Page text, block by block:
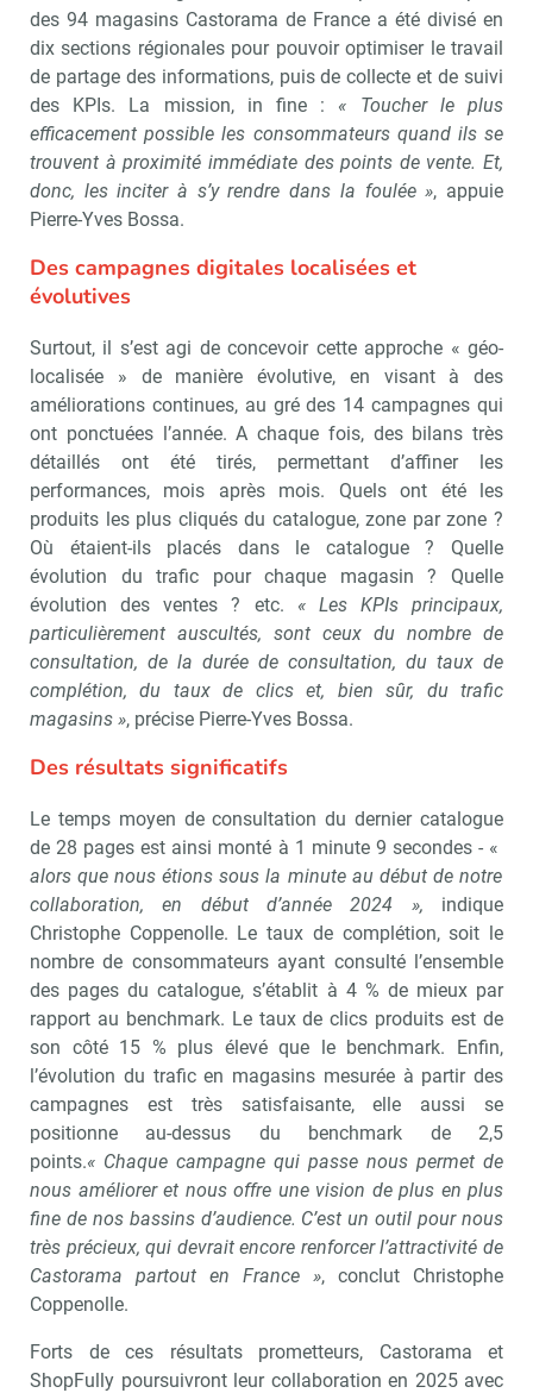
des 94 magasins Castorama de France a été divisé en
dix sections régionales pour pouvoir optimiser le travail
de partage des informations, puis de collecte et de suivi
des KPIs. La mission, in fine : « Toucher le plus
efficacement possible les consommateurs quand ils se
trouvent à proximité immédiate des points de vente. Et,
donc, les inciter à s’y rendre dans la foulée », appuie
Pierre-Yves Bossa.
Des campagnes digitales localisées et
évolutives
Surtout, il s’est agi de concevoir cette approche « géo-
localisée » de manière évolutive, en visant à des
améliorations continues, au gré des 14 campagnes qui
ont ponctuées l’année. A chaque fois, des bilans très
détaillés ont été tirés, permettant d’affiner les
performances, mois après mois. Quels ont été les
produits les plus cliqués du catalogue, zone par zone ?
Où étaient-ils placés dans le catalogue ? Quelle
évolution du trafic pour chaque magasin ? Quelle
évolution des ventes ? etc. « Les KPIs principaux,
particulièrement auscultés, sont ceux du nombre de
consultation, de la durée de consultation, du taux de
complétion, du taux de clics et, bien sûr, du trafic
magasins », précise Pierre-Yves Bossa.
Des résultats significatifs
Le temps moyen de consultation du dernier catalogue
de 28 pages est ainsi monté à 1 minute 9 secondes - «
alors que nous étions sous la minute au début de notre
collaboration, en début d’année 2024 », indique
Christophe Coppenolle. Le taux de complétion, soit le
nombre de consommateurs ayant consulté l’ensemble
des pages du catalogue, s’établit à 4 % de mieux par
rapport au benchmark. Le taux de clics produits est de
son côté 15 % plus élevé que le benchmark. Enfin,
l’évolution du trafic en magasins mesurée à partir des
campagnes est très satisfaisante, elle aussi se
positionne au-dessus du benchmark de 2,5
points.« Chaque campagne qui passe nous permet de
nous améliorer et nous offre une vision de plus en plus
fine de nos bassins d’audience. C’est un outil pour nous
très précieux, qui devrait encore renforcer l’attractivité de
Castorama partout en France », conclut Christophe
Coppenolle.
Forts de ces résultats prometteurs, Castorama et
ShopFully poursuivront leur collaboration en 2025 avec
Recevoir Républik Retail
Valider
Non merci, je reçois déjà
!
Je déciderai plus
tard